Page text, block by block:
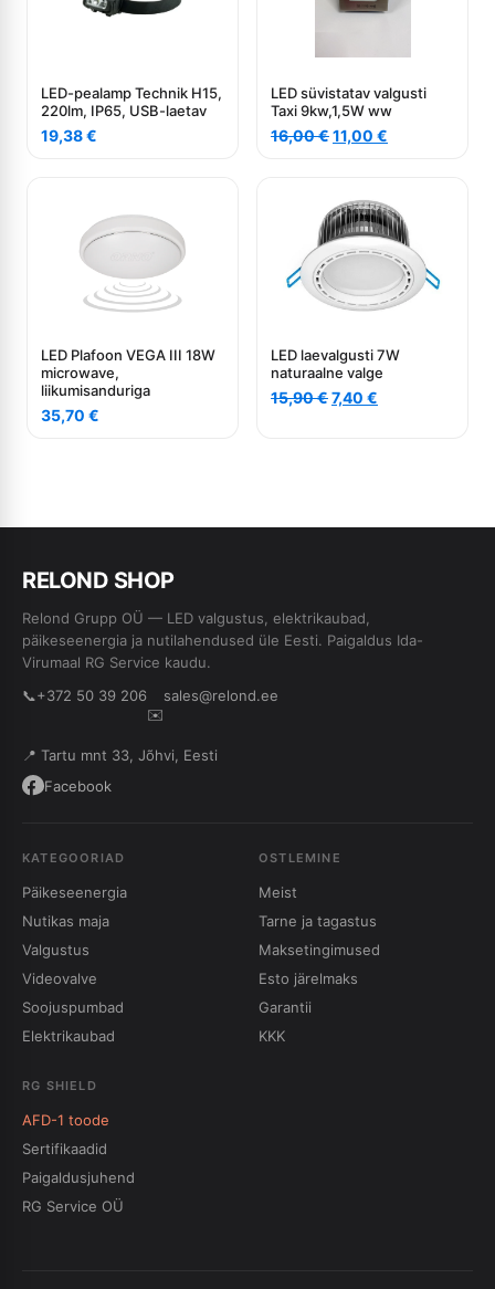
LED-pealamp Technik H15,
220lm, IP65, USB-laetav
19,38€
LED süvistatav valgusti
Taxi 9kw,1,5W ww
16,00€Algne
11,00 €
LED Plafoon VEGA III 18W
microwave,
liikumisanduriga
35,70 €
LED laevalgusti 7W
naturaalne valge
15,90€Algne
7,40 €
RELOND SHOP
Relond Grupp OÜ — LED valgustus, elektrikaubad,
päikeseenergia ja nutilahendused üle Eesti. Paigaldus Ida-
Virumaal RG Service kaudu.
📞+372 50 39 206
✉️
sales@relond.ee
📍 Tartu mnt 33, Jõhvi, Eesti
Facebook
KATEGOORIAD
Päikeseenergia
Nutikas maja
Valgustus
Videovalve
Soojuspumbad
Elektrikaubad
OSTLEMINE
Meist
Tarne ja tagastus
Maksetingimused
Esto järelmaks
Garantii
KKK
RG SHIELD
AFD-1 toode
Sertifikaadid
Paigaldusjuhend
RG Service OÜ